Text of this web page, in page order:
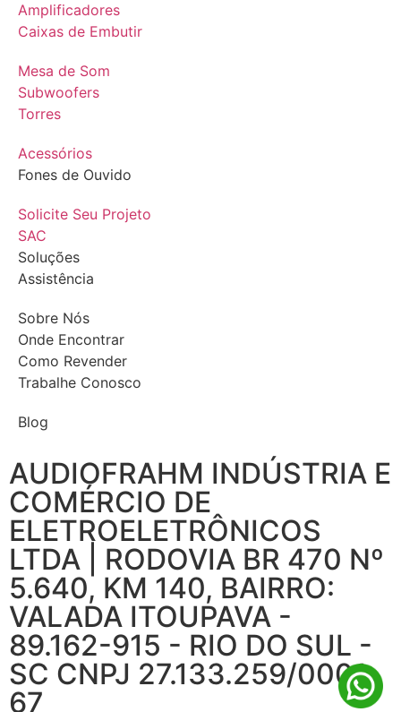
Amplificadores
Caixas de Embutir
Mesa de Som
Subwoofers
Torres
Acessórios
Fones de Ouvido
Solicite Seu Projeto
SAC
Soluções
Assistência
Sobre Nós
Onde Encontrar
Como Revender
Trabalhe Conosco
Blog
AUDIOFRAHM INDÚSTRIA E
COMÉRCIO DE
ELETROELETRÔNICOS
LTDA | RODOVIA BR 470 Nº
5.640, KM 140, BAIRRO:
VALADA ITOUPAVA -
89.162-915 - RIO DO SUL -
SC CNPJ 27.133.259/0001-
67